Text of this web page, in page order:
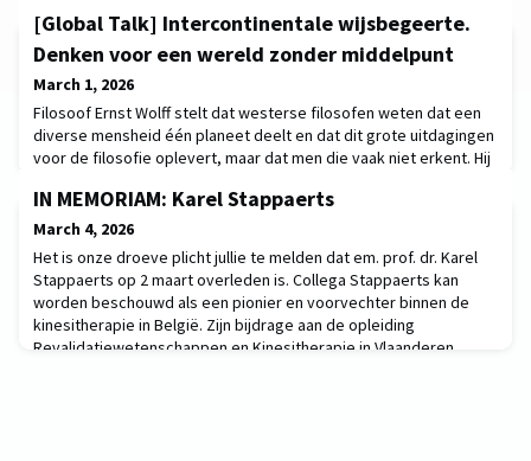
[Global Talk] Intercontinentale wijsbegeerte.
Denken voor een wereld zonder middelpunt
March 1, 2026
Filosoof Ernst Wolff stelt dat westerse filosofen weten dat een
diverse mensheid één planeet deelt en dat dit grote uitdagingen
voor de filosofie oplevert, maar dat men die vaak niet erkent. Hij
denken die pluraliteit, mondiale complexiteit en het ontbreken
van een universele scheidsrechter omarmt. Deze benadering
vraagt om een doordach
IN MEMORIAM: Karel Stappaerts
March 4, 2026
Het is onze droeve plicht jullie te melden dat em. prof. dr. Karel
Stappaerts op 2 maart overleden is. Collega Stappaerts kan
worden beschouwd als een pionier en voorvechter binnen de
kinesitherapie in België. Zijn bijdrage aan de opleiding
Revalidatiewetenschappen en Kinesitherapie in Vlaanderen,